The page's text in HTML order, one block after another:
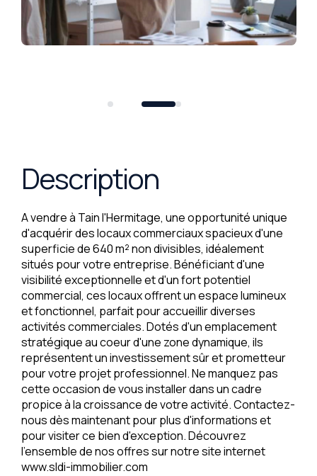
Description
A vendre à Tain l'Hermitage, une opportunité unique
d'acquérir des locaux commerciaux spacieux d'une
superficie de 640 m² non divisibles, idéalement
situés pour votre entreprise. Bénéficiant d'une
visibilité exceptionnelle et d'un fort potentiel
commercial, ces locaux offrent un espace lumineux
et fonctionnel, parfait pour accueillir diverses
activités commerciales. Dotés d'un emplacement
stratégique au coeur d'une zone dynamique, ils
représentent un investissement sûr et prometteur
pour votre projet professionnel. Ne manquez pas
cette occasion de vous installer dans un cadre
propice à la croissance de votre activité. Contactez-
nous dès maintenant pour plus d'informations et
pour visiter ce bien d'exception. Découvrez
l'ensemble de nos offres sur notre site internet
www.sldi-immobilier.com